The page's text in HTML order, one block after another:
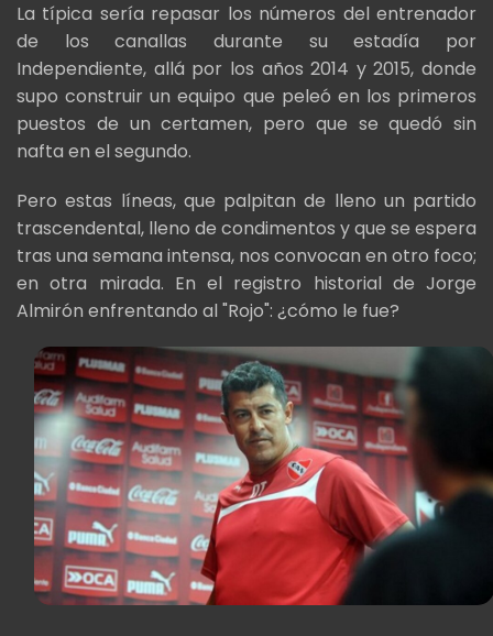
La típica sería repasar los números del entrenador
de los canallas durante su estadía por
Independiente, allá por los años 2014 y 2015, donde
supo construir un equipo que peleó en los primeros
puestos de un certamen, pero que se quedó sin
nafta en el segundo.
Pero estas líneas, que palpitan de lleno un partido
trascendental, lleno de condimentos y que se espera
tras una semana intensa, nos convocan en otro foco;
en otra mirada. En el registro historial de Jorge
Almirón enfrentando al "Rojo": ¿cómo le fue?